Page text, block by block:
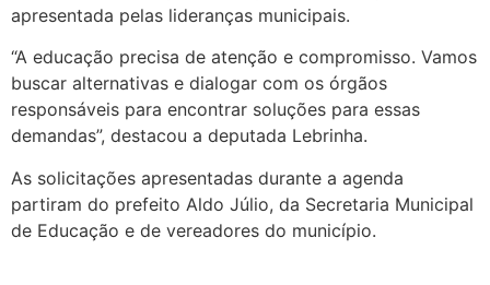
apresentada pelas lideranças municipais.
“A educação precisa de atenção e compromisso. Vamos
buscar alternativas e dialogar com os órgãos
responsáveis para encontrar soluções para essas
demandas”, destacou a deputada Lebrinha.
As solicitações apresentadas durante a agenda
partiram do prefeito Aldo Júlio, da Secretaria Municipal
de Educação e de vereadores do município.